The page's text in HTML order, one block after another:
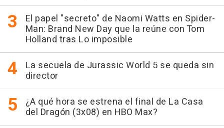
El papel "secreto" de Naomi Watts en Spider-
Man: Brand New Day que la reúne con Tom
Holland tras Lo imposible
La secuela de Jurassic World 5 se queda sin
director
¿A qué hora se estrena el final de La Casa
del Dragón (3x08) en HBO Max?